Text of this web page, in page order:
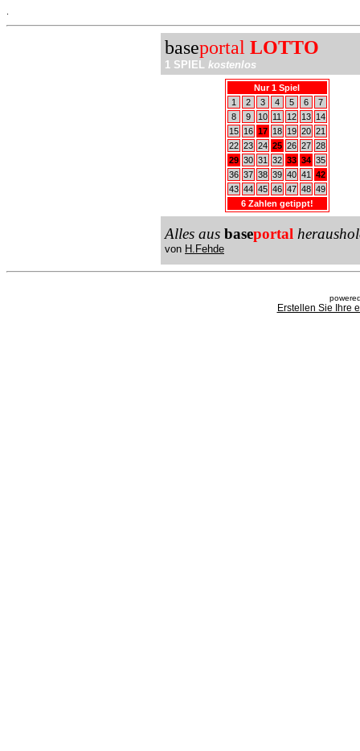
baseportal LOTTO
1 SPIEL kostenlos
Nur 1 Spiel
1
2 3 4 5 6
7
8
9 10 11 12 13
14
15
16 17 18 19 20 21
22 23 24 25 26 27 28
29 30 31 32 33 34 35
36 37 38 39 40 41
42
43 44 45 46 47 48 49
6 Zahlen getippt!
Alles aus baseportal
von H.Fehde
Erstellen Sie Ihre